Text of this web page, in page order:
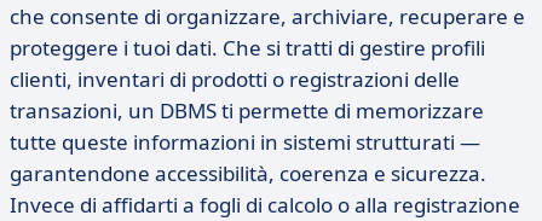
che consente di organizzare, archiviare, recuperare e
proteggere i tuoi dati. Che si tratti di gestire profili
clienti, inventari di prodotti o registrazioni delle
transazioni, un DBMS ti permette di memorizzare
tutte queste informazioni in sistemi strutturati —
garantendone accessibilità, coerenza e sicurezza.
Invece di affidarti a fogli di calcolo o alla registrazione